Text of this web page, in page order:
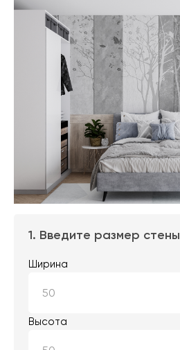
1. Введите размер стены
Ширина
Высота